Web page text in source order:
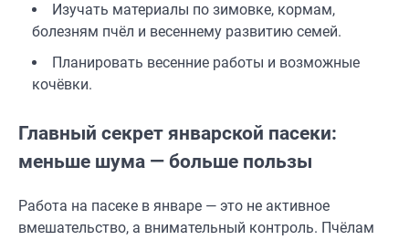
Изучать материалы по зимовке, кормам,
болезням пчёл и весеннему развитию семей.
Планировать весенние работы и возможные
кочёвки.
Главный секрет январской пасеки:
меньше шума — больше пользы
Работа на пасеке в январе — это не активное
вмешательство, а внимательный контроль. Пчёлам